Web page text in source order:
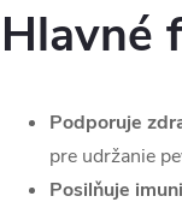
Hlavné
Podporuje
pre udržanie
Posilňuje